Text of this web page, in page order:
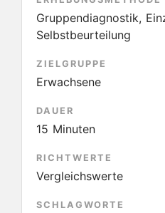
Gruppendiagnostik,
Selbstbeurteilung
ZIELGRUPPE
Erwachsene
DAUER
15 Minuten
RICHTWERTE
Vergleichswerte
SCHLAGWORTE